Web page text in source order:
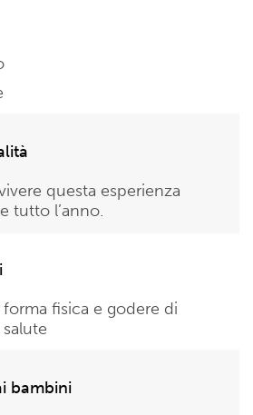
questa esperienza
tutto l’anno.
forma fisica e godere di
bambini